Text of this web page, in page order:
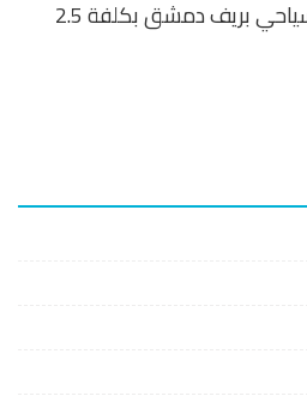
منح رخصة تشييد لمجمع سياحي بريف دمشق بكلفة 2.5